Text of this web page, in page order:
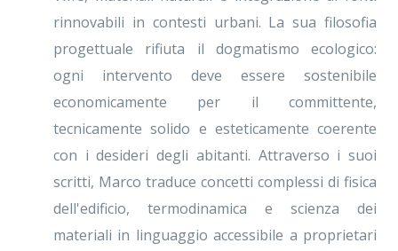
rinnovabili in contesti urbani. La sua filosofia
progettuale rifiuta il dogmatismo ecologico:
ogni intervento deve essere sostenibile
economicamente per il committente,
tecnicamente solido e esteticamente coerente
con i desideri degli abitanti. Attraverso i suoi
scritti, Marco traduce concetti complessi di fisica
dell'edificio, termodinamica e scienza dei
materiali in linguaggio accessibile a proprietari